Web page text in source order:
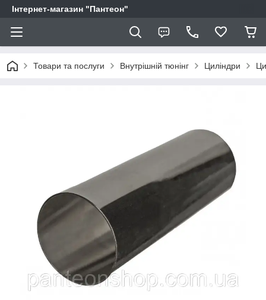
Інтернет-магазин "Пантеон"
Товари та послуги Внутрішній тюнінг Циліндри